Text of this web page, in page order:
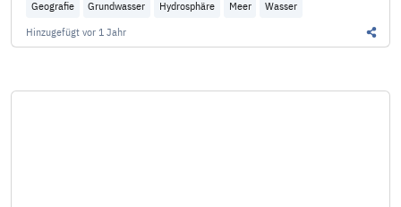
Geografie Grundwasser Hydrosphäre Meer
Wasser
Hinzugefügt vor 1 Jahr